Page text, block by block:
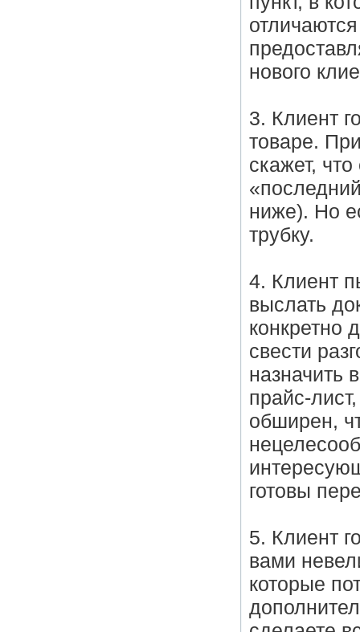
нового
3. Клиент
товаре.
скажет,
ниже). Но
трубку.
4. Клиент
выслать
конкретно
свести
назначить
прайс-
обширен,
готовы
5. Клиент
вами
которые